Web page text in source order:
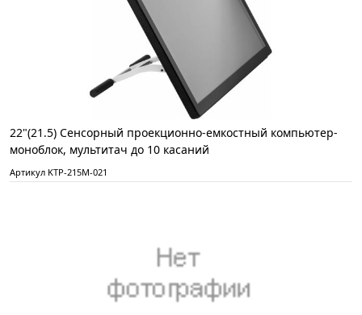
22"(21.5) Сенсорный проекционно-емкостный компьютер-
моноблок, мультитач до 10 касаний
Артикул KTP-215M-021